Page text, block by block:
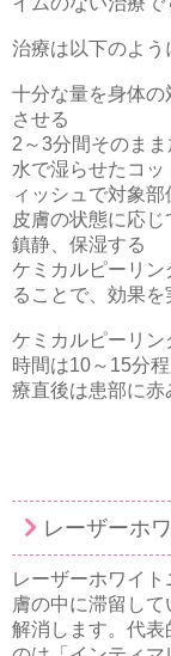
治療は以下のよう
十分な量を身体
させる
2～3分間そのまま
水で湿らせたコ
ィッシュで対象部
皮膚の状態に応
鎮静、保湿する
ケミカルピーリ
ることで、効果を
ケミカルピーリ
時間は10～15分
療直後は患部に赤
レーザーホ
レーザーホワイ
膚の中に滞留し
解消します。代表